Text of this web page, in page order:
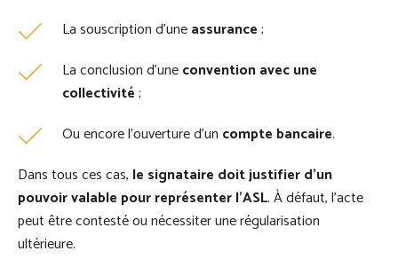
La souscription d’uneassurance;
La conclusion d’uneconvention avec une
collectivité;
Ou encore l’ouverture d’un compte bancaire.
Dans tous ces cas, le signataire doit justifier d’un
pouvoir valable pour représenter l’ASL. À défaut, l’acte
peut être contesté ou nécessiter une régularisation
ultérieure.